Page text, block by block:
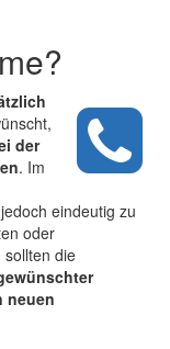
der
. Im
eindeutig zu
oder
sollten die
neuen